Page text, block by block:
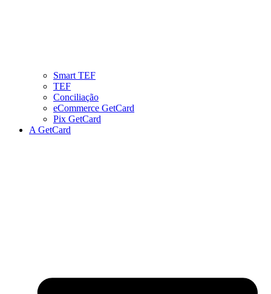
Smart TEF
TEF
Conciliação
eCommerce GetCard
Pix GetCard
A GetCard